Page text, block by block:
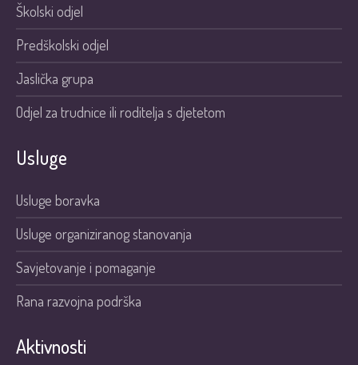
Školski odjel
Predškolski odjel
Jaslička grupa
Odjel za trudnice ili roditelja s djetetom
Usluge
Usluge boravka
Usluge organiziranog stanovanja
Savjetovanje i pomaganje
Rana razvojna podrška
Aktivnosti